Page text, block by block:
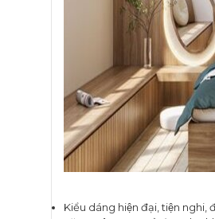
Set nội
Kiểu dáng hiện đại, tiện nghi,